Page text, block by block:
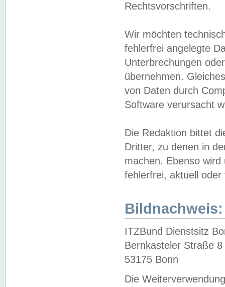
Rechtsvorschriften.
Wir möchten
fehlerfrei angelegte
Unterbrechungen
übernehmen.
von Daten durch
Software verursacht
Die Redaktion bittet
Dritter, zu denen in
machen. Ebenso
fehlerfrei, aktuell oder
Bildnachweis:
ITZBund Dienstsitz
Bernkasteler Straße 8
53175 Bonn
Die